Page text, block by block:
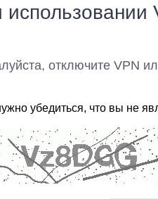
использовании
отключите VPN
убедиться, что вы не